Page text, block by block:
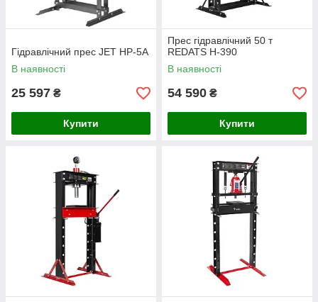
Гідравлічний прес JET HP-5A
В наявності
25 597 ₴
Купити
Прес гідравлічний 50 т
REDATS H-390
В наявності
54 590 ₴
Купити